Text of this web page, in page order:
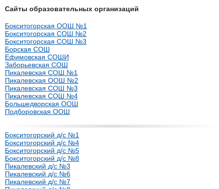
Сайты образовательных организаций
Бокситогорская ООШ №1
Бокситогорская СОШ №2
Бокситогорская СОШ №3
Борская СОШ
Ефимовская СОШИ
Заборьевская СОШ
Пикалевская СОШ №1
Пикалевская ООШ №2
Пикалевская СОШ №3
Пикалевская СОШ №4
Большедворская ООШ
Подборовская ООШ
Бокситогорский д/с №1
Бокситогорский д/с №4
Бокситогорский д/с №5
Бокситогорский д/с №8
Пикалевский д/с №3
Пикалевский д/с №6
Пикалевский д/с №7